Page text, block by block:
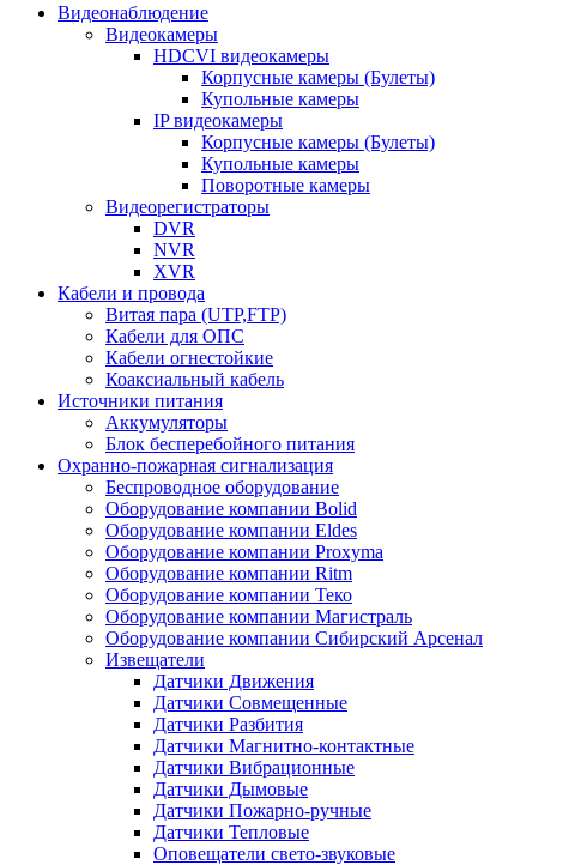
Видеонаблюдение
Видеокамеры
HDCVI видеокамеры
Корпусные камеры (Булеты)
Купольные камеры
IP видеокамеры
Корпусные камеры (Булеты)
Купольные камеры
Поворотные камеры
Видеорегистраторы
DVR
NVR
XVR
Кабели и провода
Витая пара (UTP,FTP)
Кабели для ОПС
Кабели огнестойкие
Коаксиальный кабель
Источники питания
Аккумуляторы
Блок бесперебойного питания
Охранно-пожарная сигнализация
Беспроводное оборудование
Оборудование компании Bolid
Оборудование компании Eldes
Оборудование компании Proxyma
Оборудование компании Ritm
Оборудование компании Теко
Оборудование компании Магистраль
Оборудование компании Сибирский Арсенал
Извещатели
Датчики Движения
Датчики Совмещенные
Датчики Разбития
Датчики Магнитно-контактные
Датчики Вибрационные
Датчики Дымовые
Датчики Пожарно-ручные
Датчики Тепловые
Оповещатели свето-звуковые